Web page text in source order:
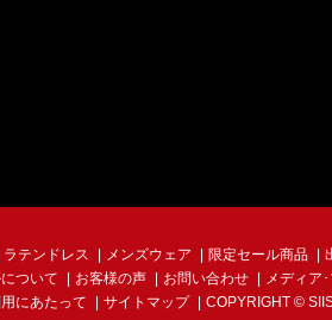
ラテンドレス メンズウェア 限定セール商品
ついて
お客様の声 お問い合わせ
メディア
にあたって
サイトマップ COPYRIGHT ©